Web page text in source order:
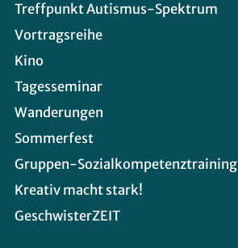
Treffpunkt Autismus-Spektrum
Vortragsreihe
Kino
Tagesseminar
Wanderungen
Sommerfest
Gruppen-Sozialkompetenztraining
Kreativ macht stark!
GeschwisterZEIT